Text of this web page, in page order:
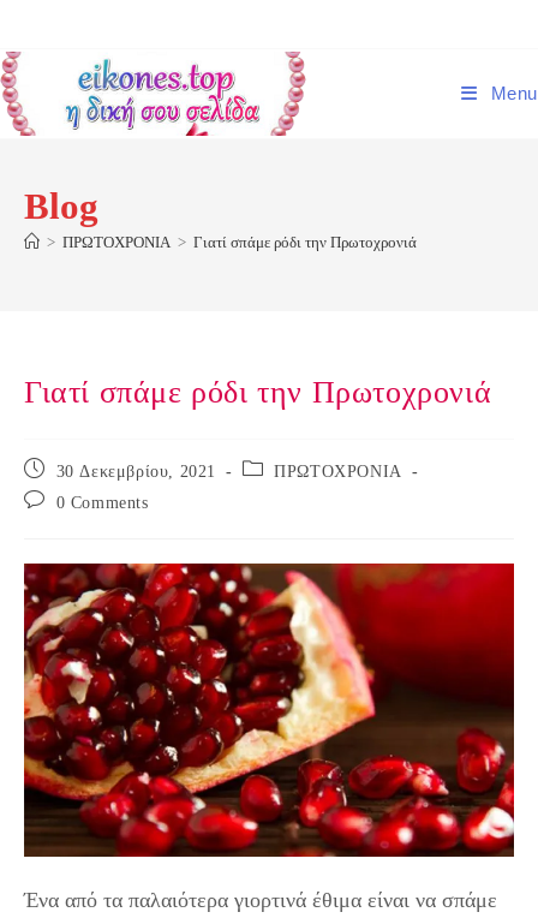
content
Menu
Blog
> ΠΡΩΤΟΧΡΟΝΙΑ > Γιατί σπάμε ρόδι την Πρωτοχρονιά
Γιατί σπάμε ρόδι την Πρωτοχρονιά
Post
published:
30 Δεκεμβρίου, 2021
Post ΠΡΩΤΟΧΡΟΝΙΑ
Post
0 Comments
Ένα από τα παλαιότερα γιορτινά έθιμα είναι να σπάμε